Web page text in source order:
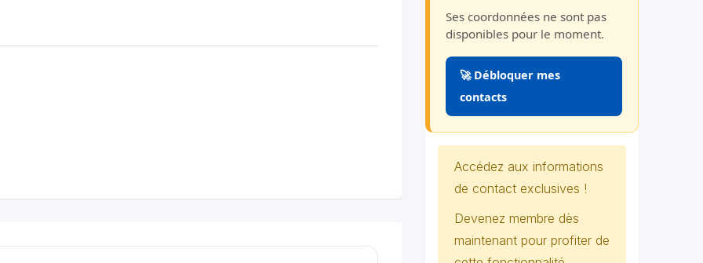
Ses coordonnées ne sont pas
disponibles pour le moment.
🚀 Débloquer mes
contacts
Accédez aux informations
de contact exclusives !
Devenez membre dès
maintenant pour profiter de